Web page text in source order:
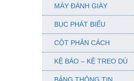
MÁY ĐÁNH GIÀY
BỤC PHÁT BIỂU
CỘT PHÂN CÁCH
KỆ BÁO – KỆ TREO DÙ